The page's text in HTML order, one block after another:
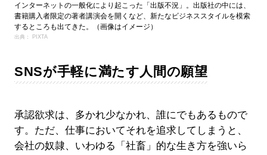
インターネットの一般化により起こった「出版不況」。出版社の中には、
書籍購入者限定の著者講演会を開くなど、新たなビジネススタイルを模索
するところも出てきた。（画像はイメージ）
出典： PIXTA
SNSが手軽に満たす人間の願望
承認欲求は、多かれ少なかれ、誰にでもあるもので
す。ただ、仕事においてそれを追求してしまうと、
会社の奴隷、いわゆる「社畜」的な生き方を強いら